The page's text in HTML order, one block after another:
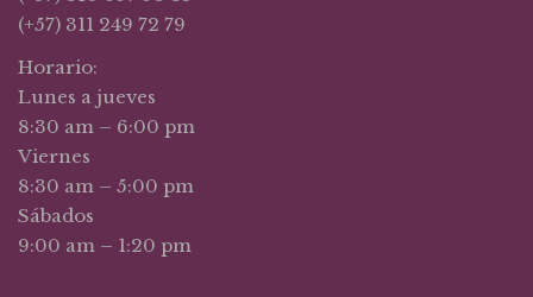
(+57) 311 249 72 79
Horario:
Lunes a jueves
8:30 am – 6:00 pm
Viernes
8:30 am – 5:00 pm
Sábados
9:00 am – 1:20 pm